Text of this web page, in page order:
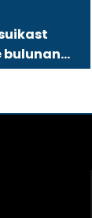
bulunan